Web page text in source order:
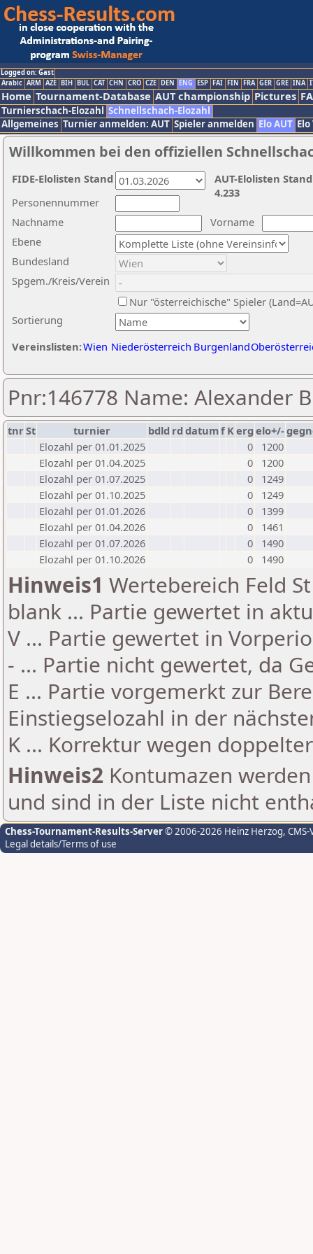
Logged on: Gast
Arabic ARM AZE BIH BUL CAT CHN CRO CZE DEN ENG ESP FAI FIN FRA GER GRE INA
Home Tournament-Database AUT championship Pictures
Turnierschach-Elozahl Schnellschach-Elozahl
Allgemeines Turnier anmelden: AUT Spieler anmelden Elo AUT
Willkommen bei den offiziellen
Nachname
Vorname
Ebene
Sortierung
Personennummer
Bundesland
Spgem./Kreis/Verein
Nur "österreichische" Spieler
Vereinslisten:Wien Niederösterreich Burgenland
AUT-Elolisten
4.233
FIDE-Elolisten Stand
Pnr:146778 Name: Alexander
tnrSt turnier bdld rd datumf Kerg elo+/-
Elozahl per 01.01.2025
0
1200
Elozahl per 01.04.2025
0
1200
Elozahl per 01.07.2025
0
1249
Elozahl per 01.10.2025
0
1249
Elozahl per 01.01.2026
0
1399
Elozahl per 01.04.2026
0
1461
Elozahl per 01.07.2026
0
1490
Elozahl per 01.10.2026
0 1490
Hinweis1 Wertebereich Feld
blank ... Partie gewertet in
V ... Partie gewertet in
- ... Partie nicht gewertet, da
E ... Partie vorgemerkt zur
Einstiegselozahl in der
K ... Korrektur wegen
Hinweis2 Kontumazen
und sind in der Liste nicht
Chess-Tournament-Results-Server© 2006-2026 Heinz Herzog,
Legal details/Terms of use